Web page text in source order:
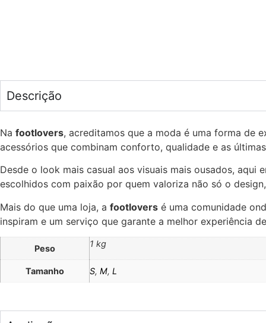
Descrição
Na footlovers, acreditamos que a moda é uma forma de
acessórios que combinam conforto, qualidade e as
Desde o look mais casual aos visuais mais ousados, aqui
escolhidos com paixão por quem valoriza não só o
Mais do que uma loja, a footlovers é uma comunidade
inspiram e um serviço que garante a melhor experiência
Peso 1 kg
Tamanho S, M, L